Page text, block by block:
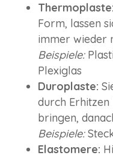
Thermoplaste:
Form, lassen
immer wieder
Beispiele:
Plexiglas
Duroplaste:
durch
bringen,
Beispiele:
Elastomere: